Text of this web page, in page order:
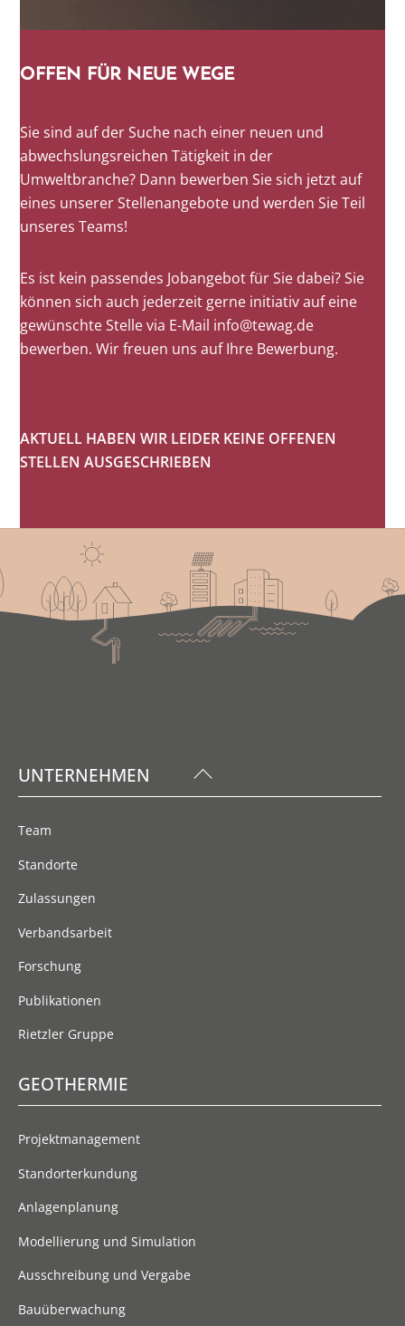
OFFEN FÜR NEUE WEGE
Sie sind auf der Suche nach einer neuen und
abwechslungsreichen Tätigkeit in der
Umweltbranche? Dann bewerben Sie sich jetzt auf
eines unserer Stellenangebote und werden Sie Teil
unseres Teams!
Es ist kein passendes Jobangebot für Sie dabei? Sie
können sich auch jederzeit gerne initiativ auf eine
gewünschte Stelle via E-Mail info@tewag.de
bewerben. Wir freuen uns auf Ihre Bewerbung.
AKTUELL HABEN WIR LEIDER KEINE OFFENEN
STELLEN AUSGESCHRIEBEN
Back
To
UNTERNEHMEN
Team
Standorte
Zulassungen
Verbandsarbeit
Forschung
Publikationen
Rietzler Gruppe
GEOTHERMIE
Projektmanagement
Standorterkundung
Anlagenplanung
Modellierung und Simulation
Ausschreibung und Vergabe
Bauüberwachung